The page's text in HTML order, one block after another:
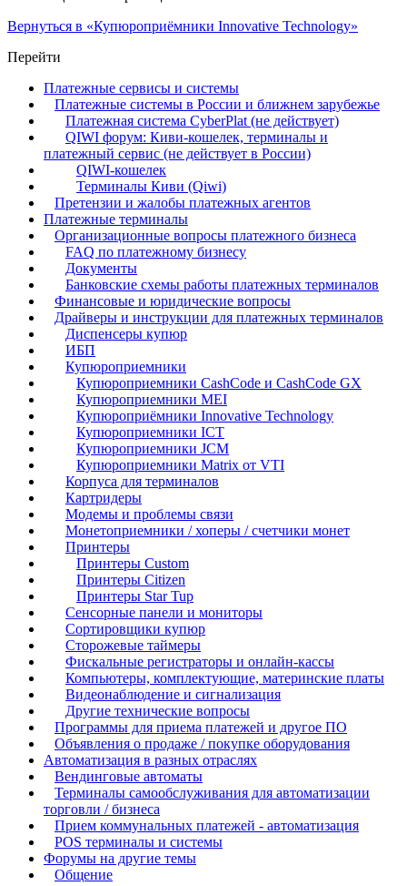
Вернуться в «Купюроприёмники Innovative Technology»
Перейти
Платежные сервисы и системы
Платежные системы в России и ближнем зарубежье
Платежная система CyberPlat (не действует)
QIWI форум: Киви-кошелек, терминалы и
платежный сервис (не действует в России)
QIWI-кошелек
Терминалы Киви (Qiwi)
Претензии и жалобы платежных агентов
Платежные терминалы
Организационные вопросы платежного бизнеса
FAQ по платежному бизнесу
Документы
Банковские схемы работы платежных терминалов
Финансовые и юридические вопросы
Драйверы и инструкции для платежных терминалов
Диспенсеры купюр
ИБП
Купюроприемники
Купюроприемники CashCode и CashCode GX
Купюроприемники MEI
Купюроприёмники Innovative Technology
Купюроприемники ICT
Купюроприемники JCM
Купюроприемники Matrix от VTI
Корпуса для терминалов
Картридеры
Модемы и проблемы связи
Монетоприемники / хоперы / счетчики монет
Принтеры
Принтеры Custom
Принтеры Citizen
Принтеры Star Tup
Сенсорные панели и мониторы
Сортировщики купюр
Сторожевые таймеры
Фискальные регистраторы и онлайн-кассы
Компьютеры, комплектующие, материнские платы
Видеонаблюдение и сигнализация
Другие технические вопросы
Программы для приема платежей и другое ПО
Объявления о продаже / покупке оборудования
Автоматизация в разных отраслях
Вендинговые автоматы
Терминалы самообслуживания для автоматизации
торговли / бизнеса
Прием коммунальных платежей - автоматизация
POS терминалы и системы
Форумы на другие темы
Общение